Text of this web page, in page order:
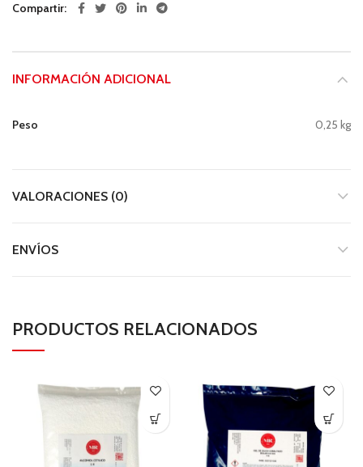
Compartir
INFORMACIÓN ADICIONAL
Peso 0,25 kg
VALORACIONES (0)
ENVÍOS
PRODUCTOS RELACIONADOS